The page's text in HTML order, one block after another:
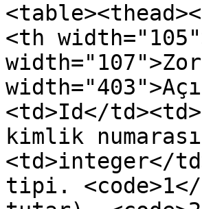
<th
<td>Id</
kimlik
<td>integer</
tipi. <code>1</